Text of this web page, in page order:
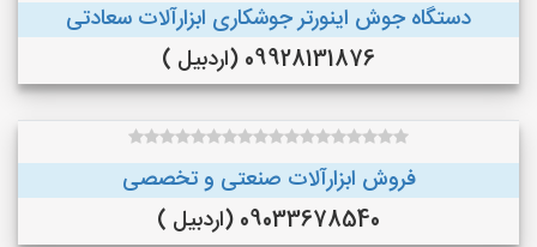
دستگاه جوش اینورتر جوشکاری ابزارآلات سعادتی
09928131876 (اردبیل )
فروش ابزارآلات صنعتی و تخصصی
09033678540 (اردبیل )